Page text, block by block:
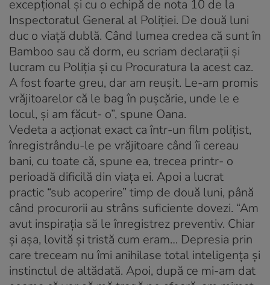
excepţional şi cu o echipă de nota 10 de la
Inspectoratul General al Poliţiei. De două luni
duc o viaţă dublă. Când lumea credea că sunt în
Bamboo sau că dorm, eu scriam declaraţii şi
lucram cu Poliţia şi cu Procuratura la acest caz.
A fost foarte greu, dar am reuşit. Le-am promis
vrăjitoarelor că le bag în puşcărie, unde le e
locul, şi am făcut- o”, spune Oana.
Vedeta a acţionat exact ca într-un film poliţist,
înregistrându-le pe vrăjitoare când îi cereau
bani, cu toate că, spune ea, trecea printr- o
perioadă dificilă din viaţa ei. Apoi a lucrat
practic “sub acoperire” timp de două luni, până
când procurorii au strâns suficiente dovezi. “Am
avut inspiraţia să le înregistrez preventiv. Chiar
şi aşa, lovită şi tristă cum eram… Depresia prin
care treceam nu îmi anihilase total inteligenţa şi
instinctul de altădată. Apoi, după ce mi-am dat